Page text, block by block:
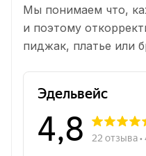
Мы понимаем что,
и поэтому
пиджак, платье или